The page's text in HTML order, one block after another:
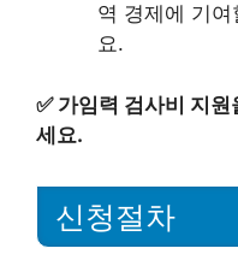
역 경제에 기
요.
✅ 가임력 검사비 지
세요.
신청절차